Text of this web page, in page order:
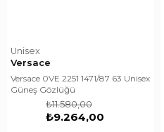
Unisex
Versace
Versace 0VE 2251 1471/87 63 Unisex
Güneş Gözlüğü
₺9.264,00
₺11.580,00